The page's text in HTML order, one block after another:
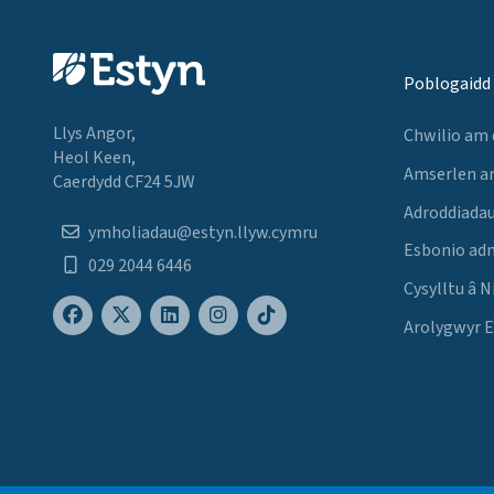
Llys Angor,
Heol Keen,
Caerdydd CF24 5JW
ymholiadau@estyn.llyw.cymru
029 2044 6446
Poblogaidd
Chwilio am
Amserlen
Esbonio
Cysylltu â Ni
Arolygwyr